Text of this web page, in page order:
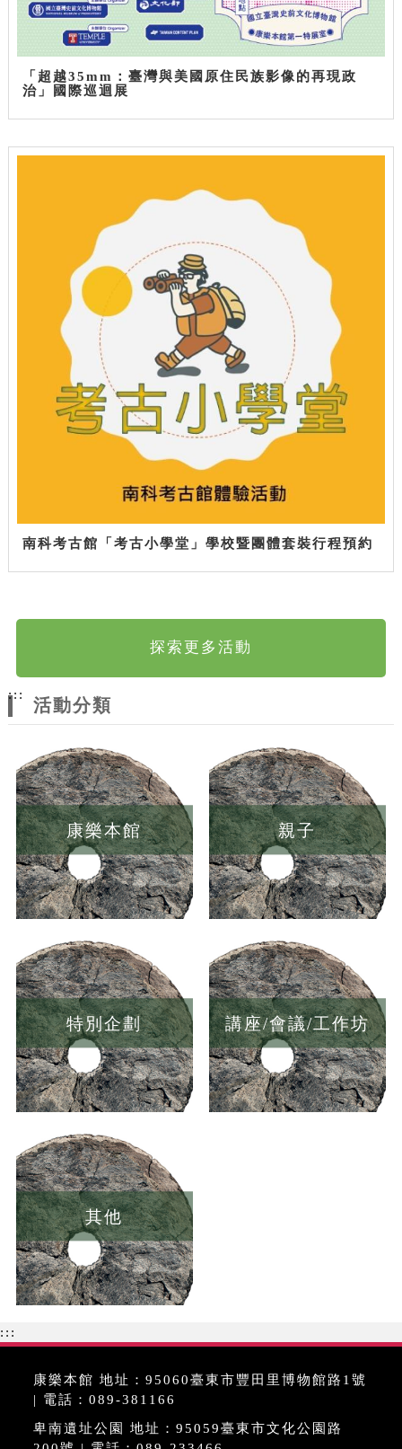
「超越35mm：臺灣與美國原住民族影像的再現政
治」國際巡迴展
南科考古館「考古小學堂」學校暨團體套裝行程預約
探索更多活動
:::
活動分類
康樂本館 親子
特別企劃 講座/會議/工作坊
其他
:::
康樂本館 地址：95060臺東市豐田里博物館路1號
| 電話：089-381166
卑南遺址公園 地址：95059臺東市文化公園路